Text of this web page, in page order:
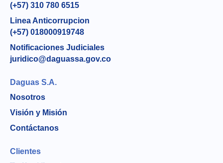
(+57) 310 780 6515
Linea Anticorrupcion
(+57) 018000919748
Notificaciones Judiciales
juridico@daguassa.gov.co
Daguas S.A.
Nosotros
Visión y Misión
Contáctanos
Clientes